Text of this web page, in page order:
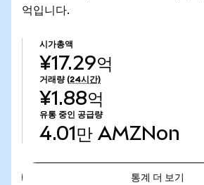
억입니다.
시가총액
¥17.29억
거래량 (24시간)
¥1.88억
유통 중인 공급량
4.01만 AMZNon
통계 더 보기